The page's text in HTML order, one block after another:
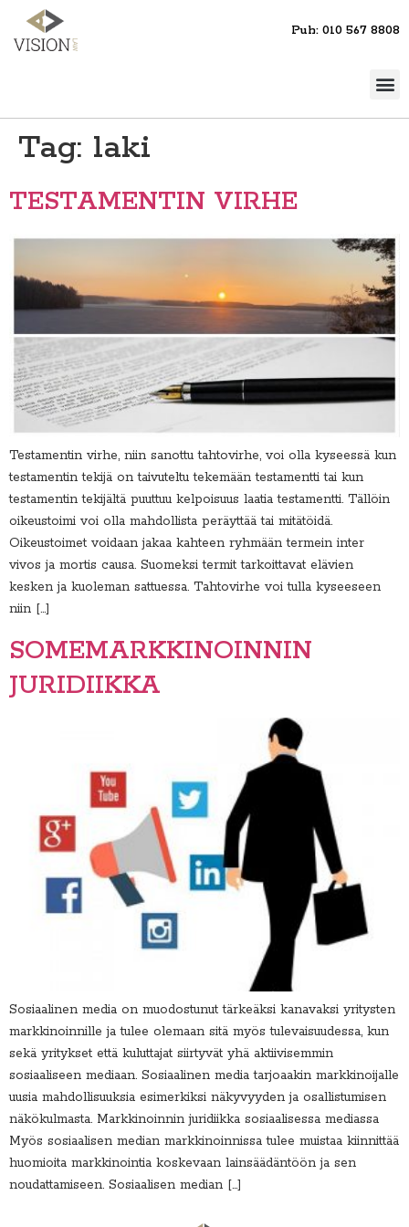
Puh: 010 567 8808
Tag: laki
TESTAMENTIN VIRHE
Testamentin virhe, niin sanottu tahtovirhe, voi olla kyseessä kun
testamentin tekijä on taivuteltu tekemään testamentti tai kun
testamentin tekijältä puuttuu kelpoisuus laatia testamentti. Tällöin
oikeustoimi voi olla mahdollista peräyttää tai mitätöidä.
Oikeustoimet voidaan jakaa kahteen ryhmään termein inter
vivos ja mortis causa. Suomeksi termit tarkoittavat elävien
kesken ja kuoleman sattuessa. Tahtovirhe voi tulla kyseeseen
niin […]
SOMEMARKKINOINNIN
JURIDIIKKA
Sosiaalinen media on muodostunut tärkeäksi kanavaksi yritysten
markkinoinnille ja tulee olemaan sitä myös tulevaisuudessa, kun
sekä yritykset että kuluttajat siirtyvät yhä aktiivisemmin
sosiaaliseen mediaan. Sosiaalinen media tarjoaakin markkinoijalle
uusia mahdollisuuksia esimerkiksi näkyvyyden ja osallistumisen
näkökulmasta. Markkinoinnin juridiikka sosiaalisessa mediassa
Myös sosiaalisen median markkinoinnissa tulee muistaa kiinnittää
huomioita markkinointia koskevaan lainsäädäntöön ja sen
noudattamiseen. Sosiaalisen median […]